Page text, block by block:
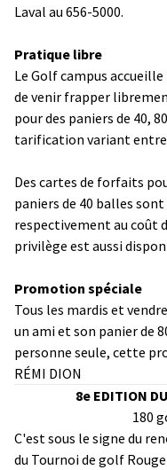
Laval au 656-5000.
Pratique libre
Le Golf campus
de venir frapper
pour des paniers de 40,
tarification variant entre
Des cartes de forfaits
paniers de 40 balles
respectivement au coût
privilège est aussi
Promotion spéciale
Tous les mardis et
un ami et son panier de
personne seule, cette
RÉMI DION
8e EDITION
180
C'est sous le signe du
du Tournoi de golf